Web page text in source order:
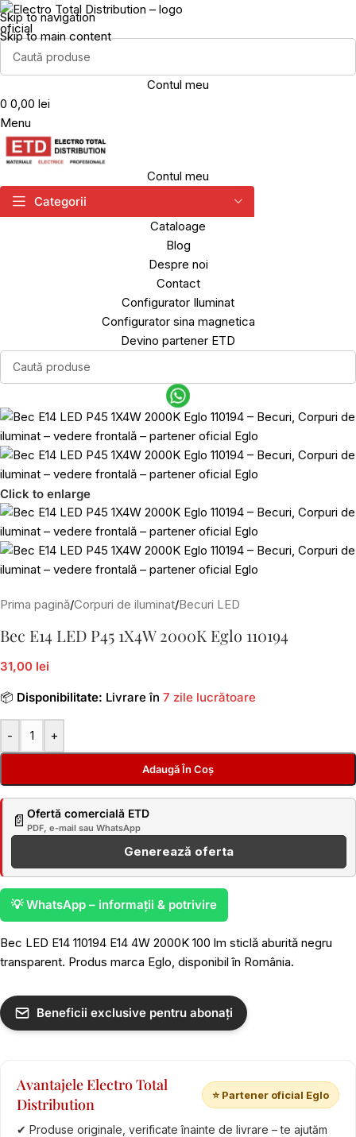
Skip to navigation
Skip to main content
Contul meu
0 0,00 lei
Menu
Contul meu
Categorii
Cataloage
Blog
Despre noi
Contact
Configurator Iluminat
Configurator sina magnetica
Devino partener ETD
Click to enlarge
Prima pagină/Corpuri de iluminat/Becuri LED
Bec E14 LED P45 1X4W 2000K Eglo 110194
31,00 lei
📦 Disponibilitate: Livrare în 7 zile lucrătoare
- +
Adaugă În Coș
📄 Ofertă comercială ETD
PDF, e-mail sau WhatsApp
Generează oferta
💡 WhatsApp – informații & potrivire
Bec LED E14 110194 E14 4W 2000K 100 lm sticlă aburită negru
transparent. Produs marca Eglo, disponibil în România.
Beneficii exclusive pentru abonați
Avantajele Electro Total
Distribution
⭐ Partener oficial Eglo
✔ Produse originale, verificate înainte de livrare – te ajutăm